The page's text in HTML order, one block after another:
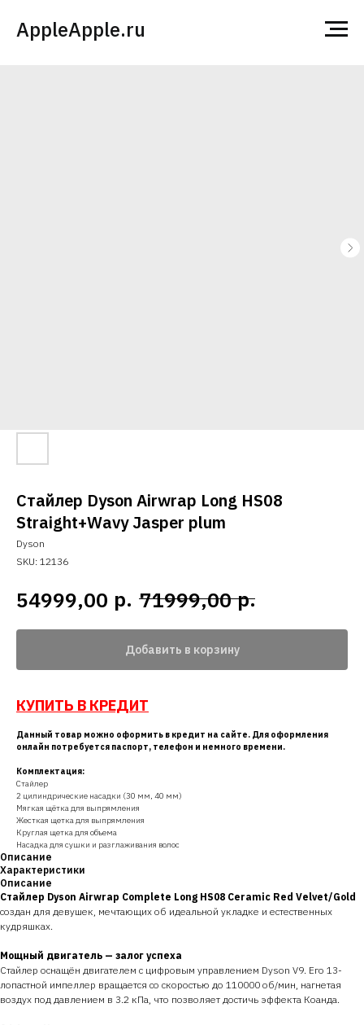
AppleApple.ru
Стайлер Dyson Airwrap Long HS08
Straight+Wavy Jasper plum
Dyson
SKU: 12136
54999,00 р. 71999,00 р.
Добавить в корзину
КУПИТЬ В КРЕДИТ
Данный товар можно оформить в кредит на сайте. Для оформления
онлайн потребуется паспорт, телефон и немного времени.
Комплектация:
Стайлер
2 цилиндрические насадки (30 мм, 40 мм)
Мягкая щётка для выпрямления
Жесткая щетка для выпрямления
Круглая щетка для объема
Насадка для сушки и разглаживания волос
Описание
Характеристики
Описание
Стайлер Dyson Airwrap Complete Long HS08 Ceramic Red Velvet/Gold
создан для девушек, мечтающих об идеальной укладке и естественных
кудряшках.
Мощный двигатель — залог успеха
Стайлер оснащён двигателем с цифровым управлением Dyson V9. Его 13-
лопастной импеллер вращается со скоростью до 110000 об/мин, нагнетая
воздух под давлением в 3.2 кПа, что позволяет достичь эффекта Коанда.